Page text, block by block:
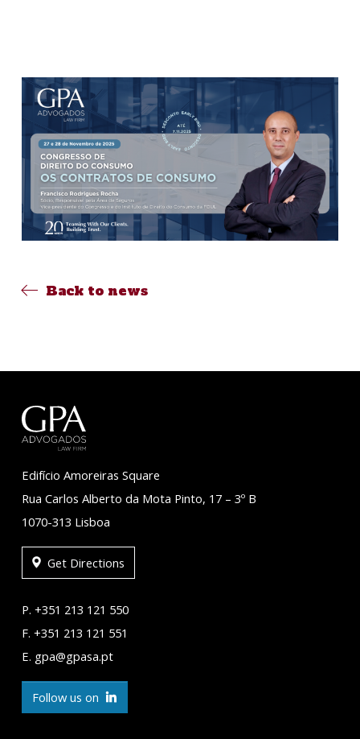
Back to news
Edifício Amoreiras Square
Rua Carlos Alberto da Mota Pinto, 17 – 3º B
1070-313 Lisboa
Get Directions
P. +351 213 121 550
F. +351 213 121 551
E. gpa@gpasa.pt
Follow us on